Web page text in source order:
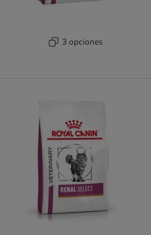
3 opciones